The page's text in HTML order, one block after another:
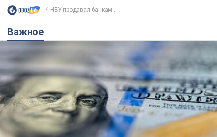
НБУ продавал банкам...
Важное